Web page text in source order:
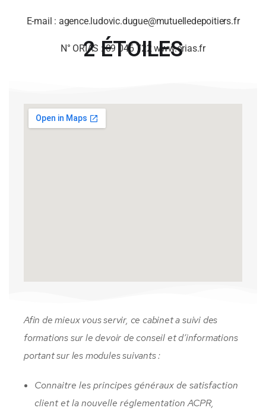
E-mail : agence.ludovic.dugue@mutuelledepoitiers.fr
N° ORIAS : 09 046 722 www.orias.fr
2 ÉTOILES
Afin de mieux vous servir, ce cabinet a suivi des
formations sur le devoir de conseil et d’informations
portant sur les modules suivants :
Connaitre les principes généraux de satisfaction
client et la nouvelle réglementation ACPR,